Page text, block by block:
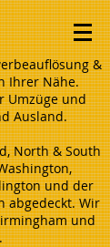
&
Ihrer Nähe.
Umzüge und
Ausland.
North & South
und der
abgedeckt. Wir
und